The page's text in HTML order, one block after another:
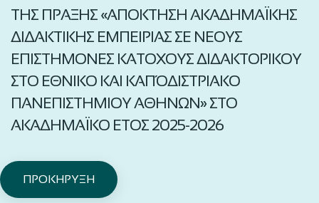
ΤΗΣ ΠΡΑΞΗΣ «ΑΠΟΚΤΗΣΗ ΑΚΑΔΗΜΑΪΚΗΣ
ΔΙΔΑΚΤΙΚΗΣ ΕΜΠΕΙΡΙΑΣ ΣΕ ΝΕΟΥΣ
ΕΠΙΣΤΗΜΟΝΕΣ ΚΑΤΟΧΟΥΣ ΔΙΔΑΚΤΟΡΙΚΟΥ
ΣΤΟ ΕΘΝΙΚΟ ΚΑΙ ΚΑΠΌΔΙΣΤΡΙΑΚΟ
ΠΑΝΕΠΙΣΤΗΜΙΟΥ ΑΘΗΝΩΝ» ΣΤΟ
ΑΚΑΔΗΜΑΪΚΟ ΕΤΟΣ 2025-2026
ΠΡΟΚΗΡΥΞΗ